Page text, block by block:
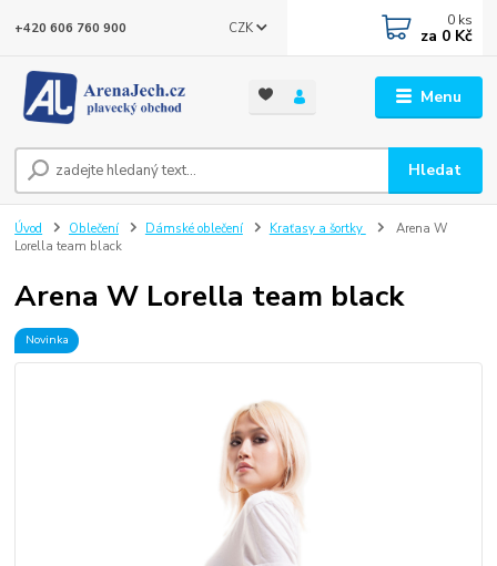
Menu
CZK
Hledat
+420 606 760 900 0 ks
za 0 Kč
Úvod Oblečení Dámské oblečení Kraťasy a šortky
Arena W
Lorella team black
Arena W Lorella team black
Novinka